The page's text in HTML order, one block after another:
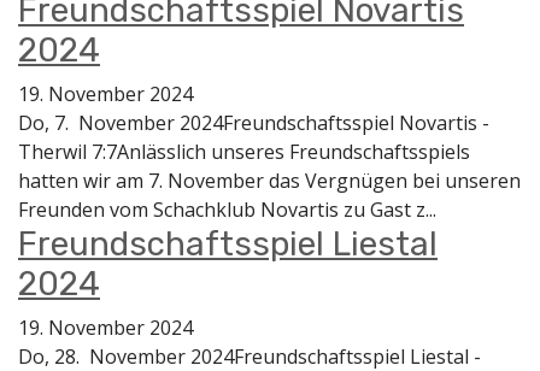
Freundschaftsspiel Novartis
2024
19. November 2024
Do, 7. November 2024Freundschaftsspiel Novartis -
Therwil 7:7Anlässlich unseres Freundschaftsspiels
hatten wir am 7. November das Vergnügen bei unseren
Freunden vom Schachklub Novartis zu Gast z...
Freundschaftsspiel Liestal
2024
19. November 2024
Do, 28. November 2024Freundschaftsspiel Liestal -